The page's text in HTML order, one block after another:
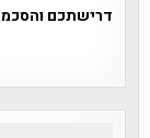
דרישתכם